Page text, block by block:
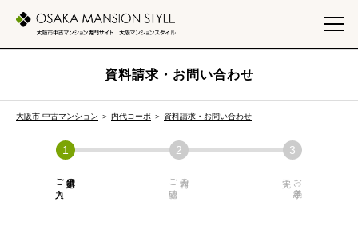
資料請求・お問い合わせ
大阪市 中古マンション ＞ 内代コーポ ＞ 資料請求・お問い合わせ
必須項目の
ご入力 内容の
ご確認 お手続き